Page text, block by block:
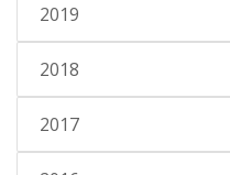
2019
2018
2017